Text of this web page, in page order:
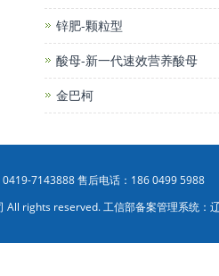
锌肥-颗粒型
酸母-新一代速效营养酸母
金巴柯
7143888 售后电话：186 0499 5988
rights reserved. 工信部备案管理系统：